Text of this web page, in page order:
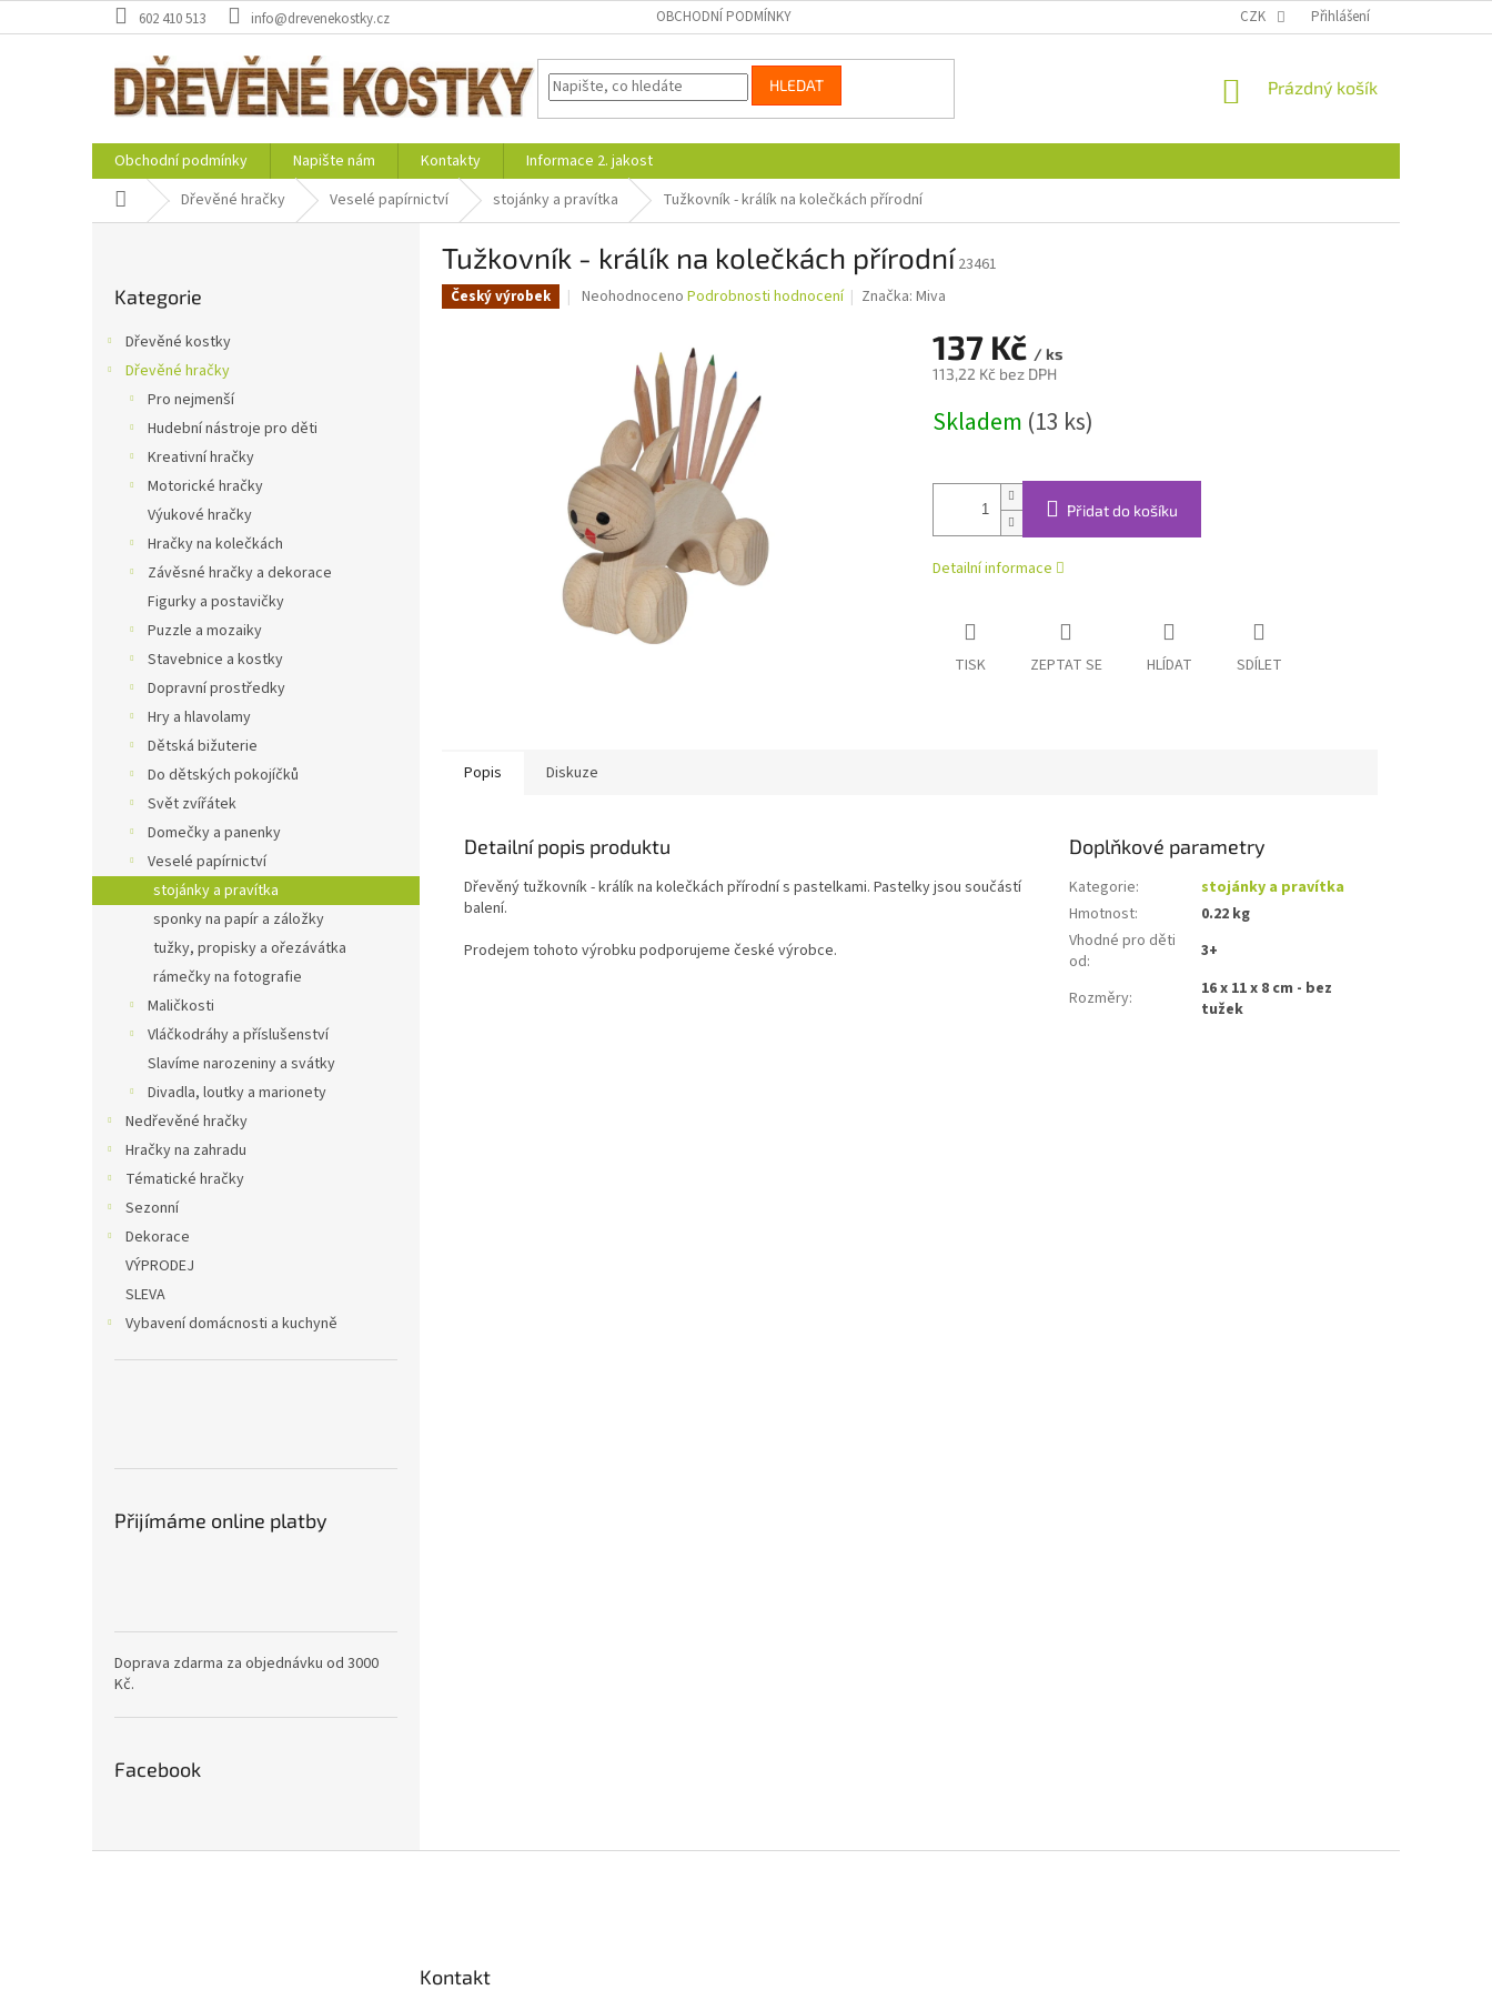
na
602 410 513 info@drevenekostky.cz OBCHODNÍ PODMÍNKY CZK Přihlášení
HLEDAT
NÁKUPNÍ
Prázdný košík
Obchodní podmínky Napište nám Kontakty
Informace 2. jakost
Domů Dřevěné hračky Veselé papírnictví stojánky a pravítka Tužkovník - králík na kolečkách přírodní
kategorie
Kategorie
Dřevěné kostky
Dřevěné hračky
Pro nejmenší
Hudební nástroje pro děti
Kreativní hračky
Motorické hračky
Výukové hračky
Hračky na kolečkách
Závěsné hračky a dekorace
Figurky a postavičky
Puzzle a mozaiky
Stavebnice a kostky
Dopravní prostředky
Hry a hlavolamy
Dětská bižuterie
Do dětských pokojíčků
Svět zvířátek
Domečky a panenky
Veselé papírnictví
stojánky a pravítka
sponky na papír a záložky
tužky, propisky a ořezávátka
rámečky na fotografie
Maličkosti
Vláčkodráhy a příslušenství
Slavíme narozeniny a svátky
Divadla, loutky a marionety
Nedřevěné hračky
Hračky na zahradu
Tématické hračky
Sezonní
Dekorace
VÝPRODEJ
SLEVA
Vybavení domácnosti a kuchyně
Přijímáme online platby
Doprava zdarma za objednávku od 3000
Kč.
Facebook
Tužkovník - králík na kolečkách přírodní 23461
Český výrobek
Průměrné
hvězdiček.
Neohodnoceno Podrobnosti hodnocení Značka:Miva
137 Kč / ks
113,22 Kč bez DPH
cena:
Skladem (13 ks)
Přidat do košíku
Detailní informace
TISK ZEPTAT SE HLÍDAT SDÍLET
Popis Diskuze
Detailní popis produktu
Dřevěný tužkovník - králík na kolečkách přírodní s pastelkami. Pastelky jsou součástí
balení.
Prodejem tohoto výrobku podporujeme české výrobce.
Doplňkové parametry
Kategorie:
stojánky a pravítka
Hmotnost:
0.22 kg
Vhodné pro děti
od: 3+
Rozměry:
16 x 11 x 8 cm - bez
tužek
Kontakt